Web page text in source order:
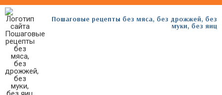
Пошаговые рецепты без мяса, без дрожжей, без
муки, без яиц